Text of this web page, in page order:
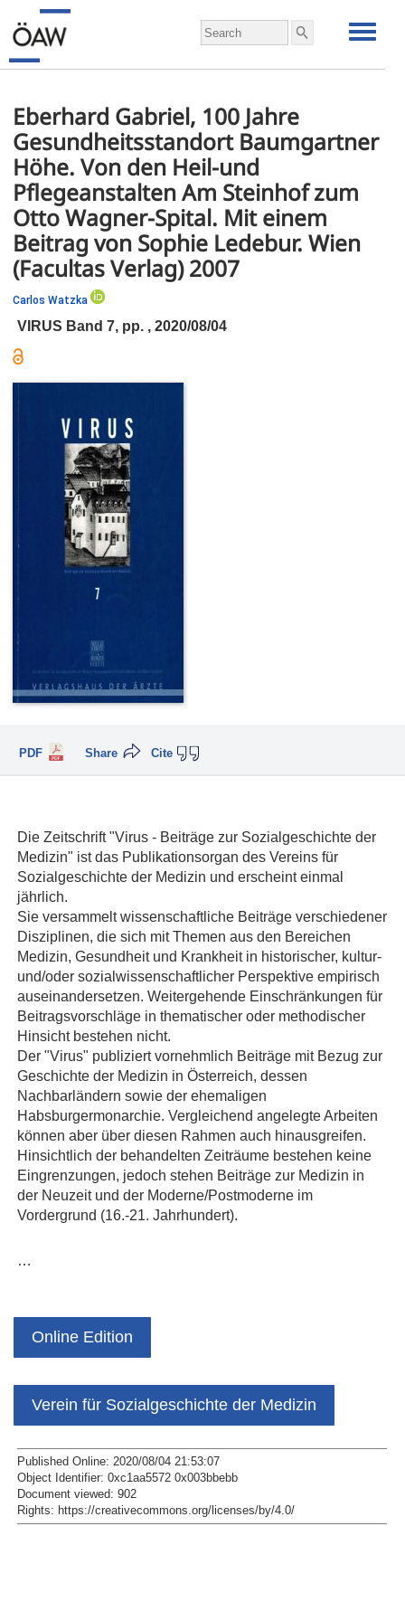
Eberhard Gabriel, 100 Jahre
Gesundheitsstandort Baumgartner
Höhe. Von den Heil-und
Pflegeanstalten Am Steinhof zum
Otto Wagner-Spital. Mit einem
Beitrag von Sophie Ledebur. Wien
(Facultas Verlag) 2007
Carlos Watzka
VIRUS Band 7, pp. , 2020/08/04
PDF Cite
Share
Die Zeitschrift "Virus - Beiträge zur Sozialgeschichte der
Medizin" ist das Publikationsorgan des Vereins für
Sozialgeschichte der Medizin und erscheint einmal
jährlich.
Sie versammelt wissenschaftliche Beiträge verschiedener
Disziplinen, die sich mit Themen aus den Bereichen
Medizin, Gesundheit und Krankheit in historischer, kultur-
und/oder sozialwissenschaftlicher Perspektive empirisch
auseinandersetzen. Weitergehende Einschränkungen für
Beitragsvorschläge in thematischer oder methodischer
Hinsicht bestehen nicht.
Der "Virus" publiziert vornehmlich Beiträge mit Bezug zur
Geschichte der Medizin in Österreich, dessen
Nachbarländern sowie der ehemaligen
Habsburgermonarchie. Vergleichend angelegte Arbeiten
können aber über diesen Rahmen auch hinausgreifen.
Hinsichtlich der behandelten Zeiträume bestehen keine
Eingrenzungen, jedoch stehen Beiträge zur Medizin in
der Neuzeit und der Moderne/Postmoderne im
Vordergrund (16.-21. Jahrhundert).
…
Online Edition
Verein für Sozialgeschichte der Medizin
Published Online: 2020/08/04 21:53:07
Object Identifier: 0xc1aa5572 0x003bbebb
Document viewed: 902
Rights: https://creativecommons.org/licenses/by/4.0/